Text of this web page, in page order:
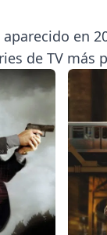
en
de TV más